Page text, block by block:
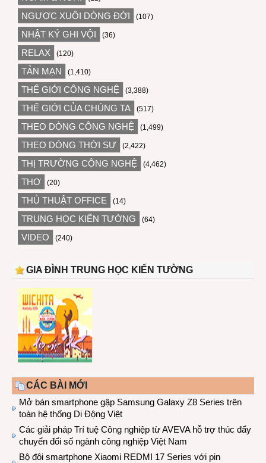
NGƯỢC XUÔI DÒNG ĐỜI (107)
NHẬT KÝ GHI VỘI (36)
RELAX (120)
TẢN MẠN (1,410)
THẾ GIỚI CÔNG NGHỆ (3,388)
THẾ GIỚI CỦA CHÚNG TA (517)
THEO DÒNG CÔNG NGHỆ (1,499)
THEO DÒNG THỜI SỰ (2,422)
THỊ TRƯỜNG CÔNG NGHỆ (4,462)
THƠ (20)
THỦ THUẬT OFFICE (14)
TRUNG HỌC KIẾN TƯỜNG (64)
VIDEO (240)
GIA ĐÌNH TRUNG HỌC KIẾN TƯỜNG
CÁC BÀI MỚI
Mở bán smartphone gập Samsung Galaxy Z8 Series trên
toàn hệ thống Di Động Việt
Các giải pháp Trí tuệ Công nghiệp từ AVEVA hỗ trợ thúc đẩy
chuyển đổi số ngành công nghiệp Việt Nam
Bộ đôi smartphone Xiaomi REDMI 17 Series với pin